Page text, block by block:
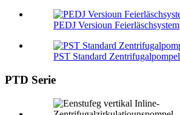
PEDJ Versioun Feierläschsystem
PST Standard Zentrifugalpompel
PTD Serie